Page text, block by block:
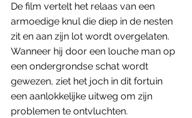
De film vertelt het relaas van een
armoedige knul die diep in de nesten
zit en aan zijn lot wordt overgelaten.
Wanneer hij door een louche man op
een ondergrondse schat wordt
gewezen, ziet het joch in dit fortuin
een aanlokkelijke uitweg om zijn
problemen te ontvluchten.